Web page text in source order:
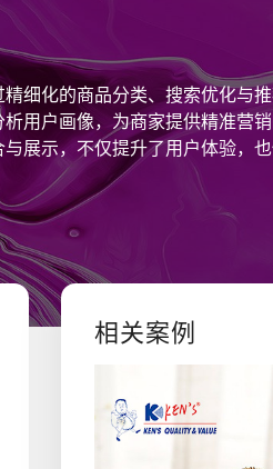
网站建设定
定制化网站建设
手机微信网
企业品牌官网
创意品牌型网站建设
行业网站建设解决方
政府
象网站建设解决方案
网站建设解决方案 企
多样化产品总
网站设计
Website Design
细化的商品分类、搜索优化与
用户画像，为商家提供精准营
展示，不仅提升了用户体验，
相关案例